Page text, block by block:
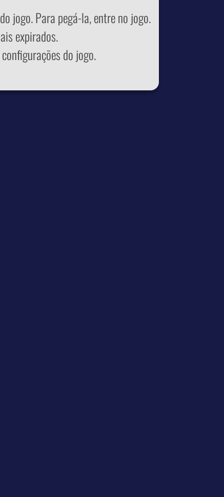
jogo. Para pegá-la, entre no jogo.
expirados.
do jogo.